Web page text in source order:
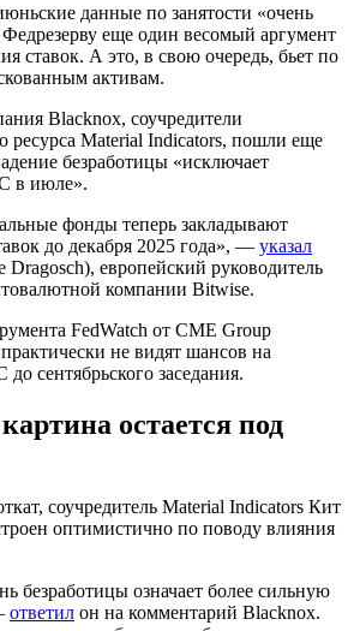
данные по занятости «очень
еще один весомый аргумент
ставок. А это, в свою очередь, бьет по
активам.
Blacknox, соучредители
ресурса Material Indicators, пошли еще
безработицы «исключает
в июле».
фонды теперь закладывают
до декабря 2025 года», — указал
европейский руководитель
компании Bitwise.
FedWatch от CME Group
не видят шансов на
сентябрьского заседания.
остается под
соучредитель Material Indicators Кит
оптимистично по поводу влияния
безработицы означает более сильную
ответил он на комментарий Blacknox.